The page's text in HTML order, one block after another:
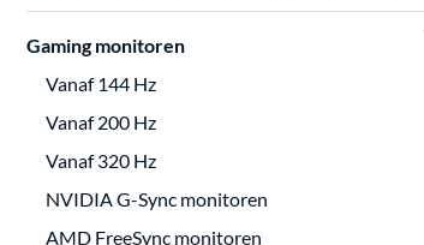
Gaming monitoren
Vanaf 144 Hz
Vanaf 200 Hz
Vanaf 320 Hz
NVIDIA G-Sync monitoren
AMD FreeSync monitoren